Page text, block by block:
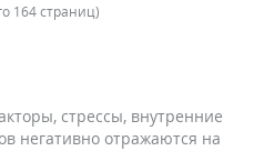
164 страниц)
стрессы, внутренние
негативно отражаются на